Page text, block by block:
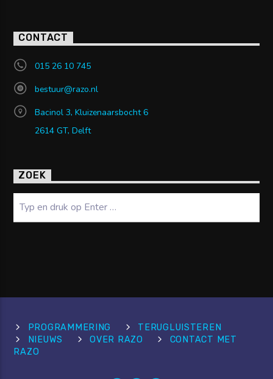
CONTACT
015 26 10 745
bestuur@razo.nl
Bacinol 3, Kluizenaarsbocht 6
2614 GT, Delft
ZOEK
PROGRAMMERING
TERUGLUISTEREN
NIEUWS
OVER RAZO
CONTACT MET
RAZO